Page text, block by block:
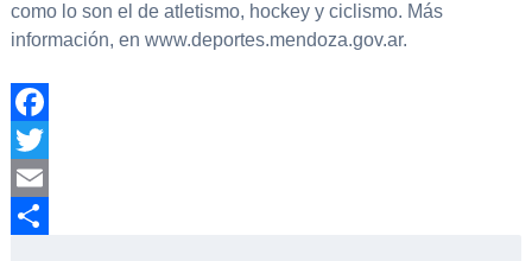
como lo son el de atletismo, hockey y ciclismo. Más
información, en www.deportes.mendoza.gov.ar.
Facebook
Twitter
Email